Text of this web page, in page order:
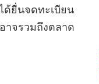
ด้ยื่นจดทะเบียน
าจรวมถึงตลาด